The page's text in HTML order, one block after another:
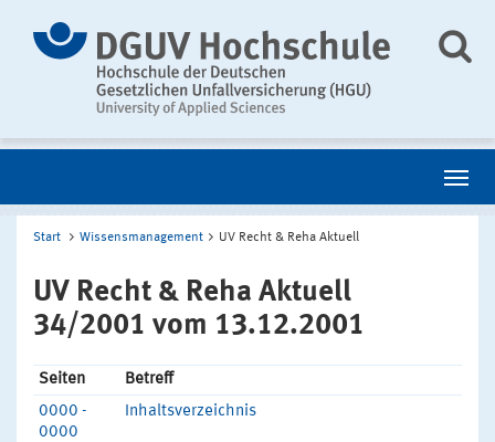
Start Wissensmanagement UV Recht & Reha Aktuell
UV Recht & Reha Aktuell
34/2001 vom 13.12.2001
Seiten
Betreff
0000 -
0000
Inhaltsverzeichnis